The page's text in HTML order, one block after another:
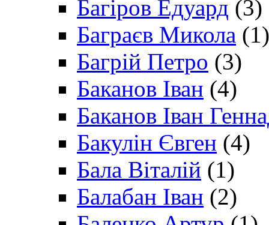
Багіров Едуард (3)
Баграєв Микола (1)
Багрій Петро (3)
Баканов Іван (4)
Баканов Іван
Бакулін Євген (4)
Бала Віталій (1)
Балабан Іван (2)